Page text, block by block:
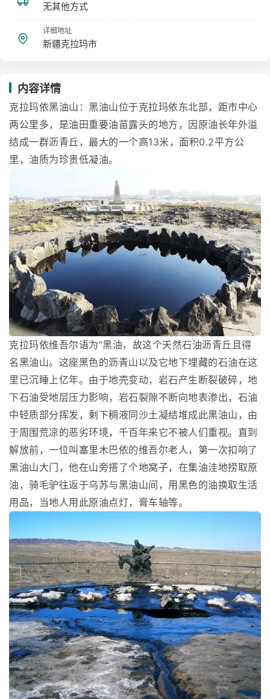
无其他方式
详细地址
新疆克拉玛市
内容详情
克拉玛依黑油山：黑油山位于克拉玛依东北部，距市中心
两公里多，是油田重要油苗露头的地方，因原油长年外溢
结成一群沥青丘，最大的一个高13米，面积0.2平方公
里，油质为珍贵低凝油。
克拉玛依维吾尔语为“黑油，故这个天然石油沥青丘且得
名黑油山。这座黑色的沥青山以及它地下埋藏的石油在这
里已沉睡上亿年。由于地壳变动，岩石产生断裂破碎，地
下石油受地层压力影响，岩石裂隙不断向地表渗出，石油
中轻质部分挥发，剩下稠液同沙土凝结堆成此黑油山，由
于周围荒凉的恶劣环境，千百年来它不被人们重视。直到
解放前，一位叫塞里木巴依的维吾尔老人，第一次扣响了
黑油山大门，他在山旁搭了个地窝子，在集油洼地捞取原
油，骑毛驴往返于乌苏与黑油山间，用黑色的油换取生活
用品，当地人用此原油点灯，膏车轴等。